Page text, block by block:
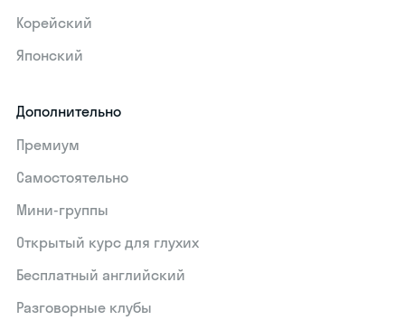
Корейский
Японский
Дополнительно
Премиум
Самостоятельно
Мини-группы
Открытый курс для глухих
Бесплатный английский
Разговорные клубы